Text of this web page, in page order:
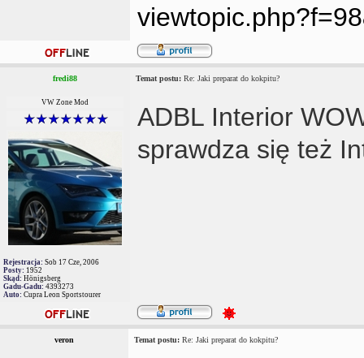
fredi88 Temat postu: Re: Jaki preparat do kokpitu?
VW Zone Mod
Rejestracja: Sob 17 Cze, 2006
Posty: 1952
Skąd: Hönigsberg
Gadu-Gadu: 4393273
Auto: Cupra Leon Sportstourer
ADBL Interior
sprawdza się też
veron Temat postu: Re: Jaki preparat do kokpitu?